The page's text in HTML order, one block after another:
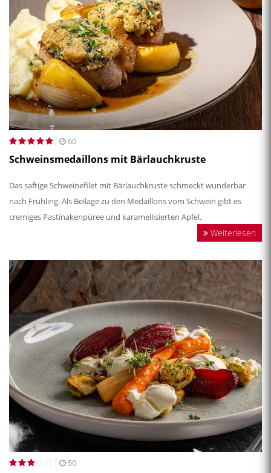
60
Schweinsmedaillons mit Bärlauchkruste
Das saftige Schweinefilet mit Bärlauchkruste schmeckt wunderbar
nach Frühling. Als Beilage zu den Medaillons vom Schwein gibt es
cremiges Pastinakenpüree und karamellisierten Apfel.
Weiterlesen
50